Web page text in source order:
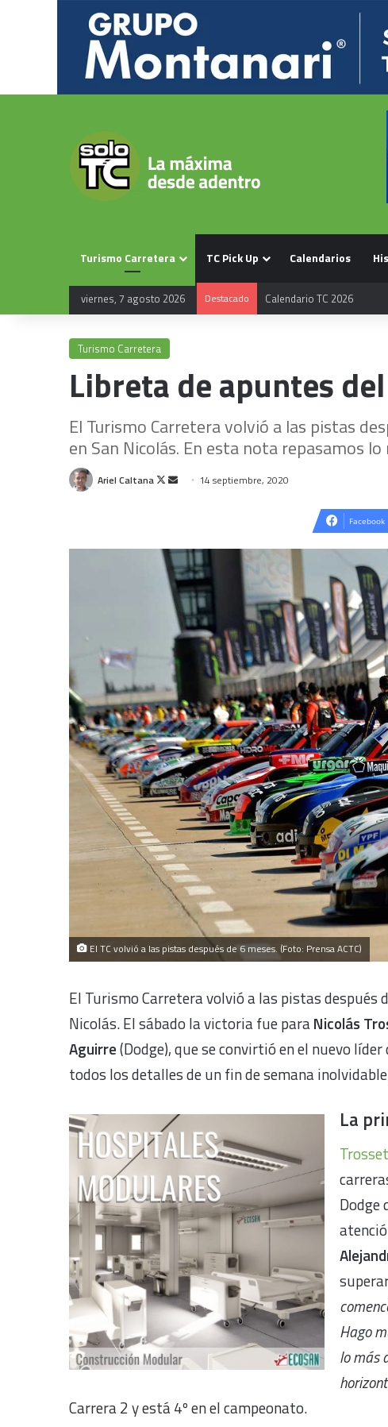
Turismo Carretera TC Pick Up Calendarios
viernes, 7 agosto 2026 Destacado Calendario TC 2026
Turismo Carretera
Libreta de apuntes
El Turismo Carretera volvió a las pistas
en San Nicolás. En esta nota repasamos
Ariel Caltana
Follow
Send 14 septiembre, 2020
Facebook
El TC volvió a las pistas después de 6 meses. (Foto: Prensa ACTC)
El Turismo Carretera volvió a las pistas después
Nicolás. El sábado la victoria fue paraNicolás
Aguirre(Dodge), que se convirtió en el nuevo
todos los detalles de un fin de semana
La
Dodge
Hago
lo más
Carrera 2 y está 4º en el campeonato.